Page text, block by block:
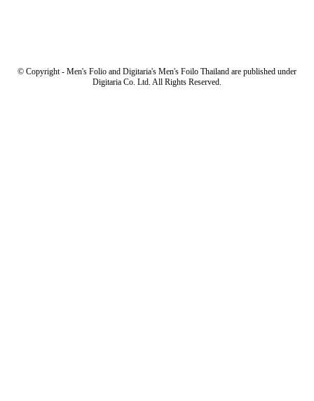
© Copyright - Men's Folio and Digitaria's Men's Foilo Thailand are published under
Digitaria Co. Ltd. All Rights Reserved.